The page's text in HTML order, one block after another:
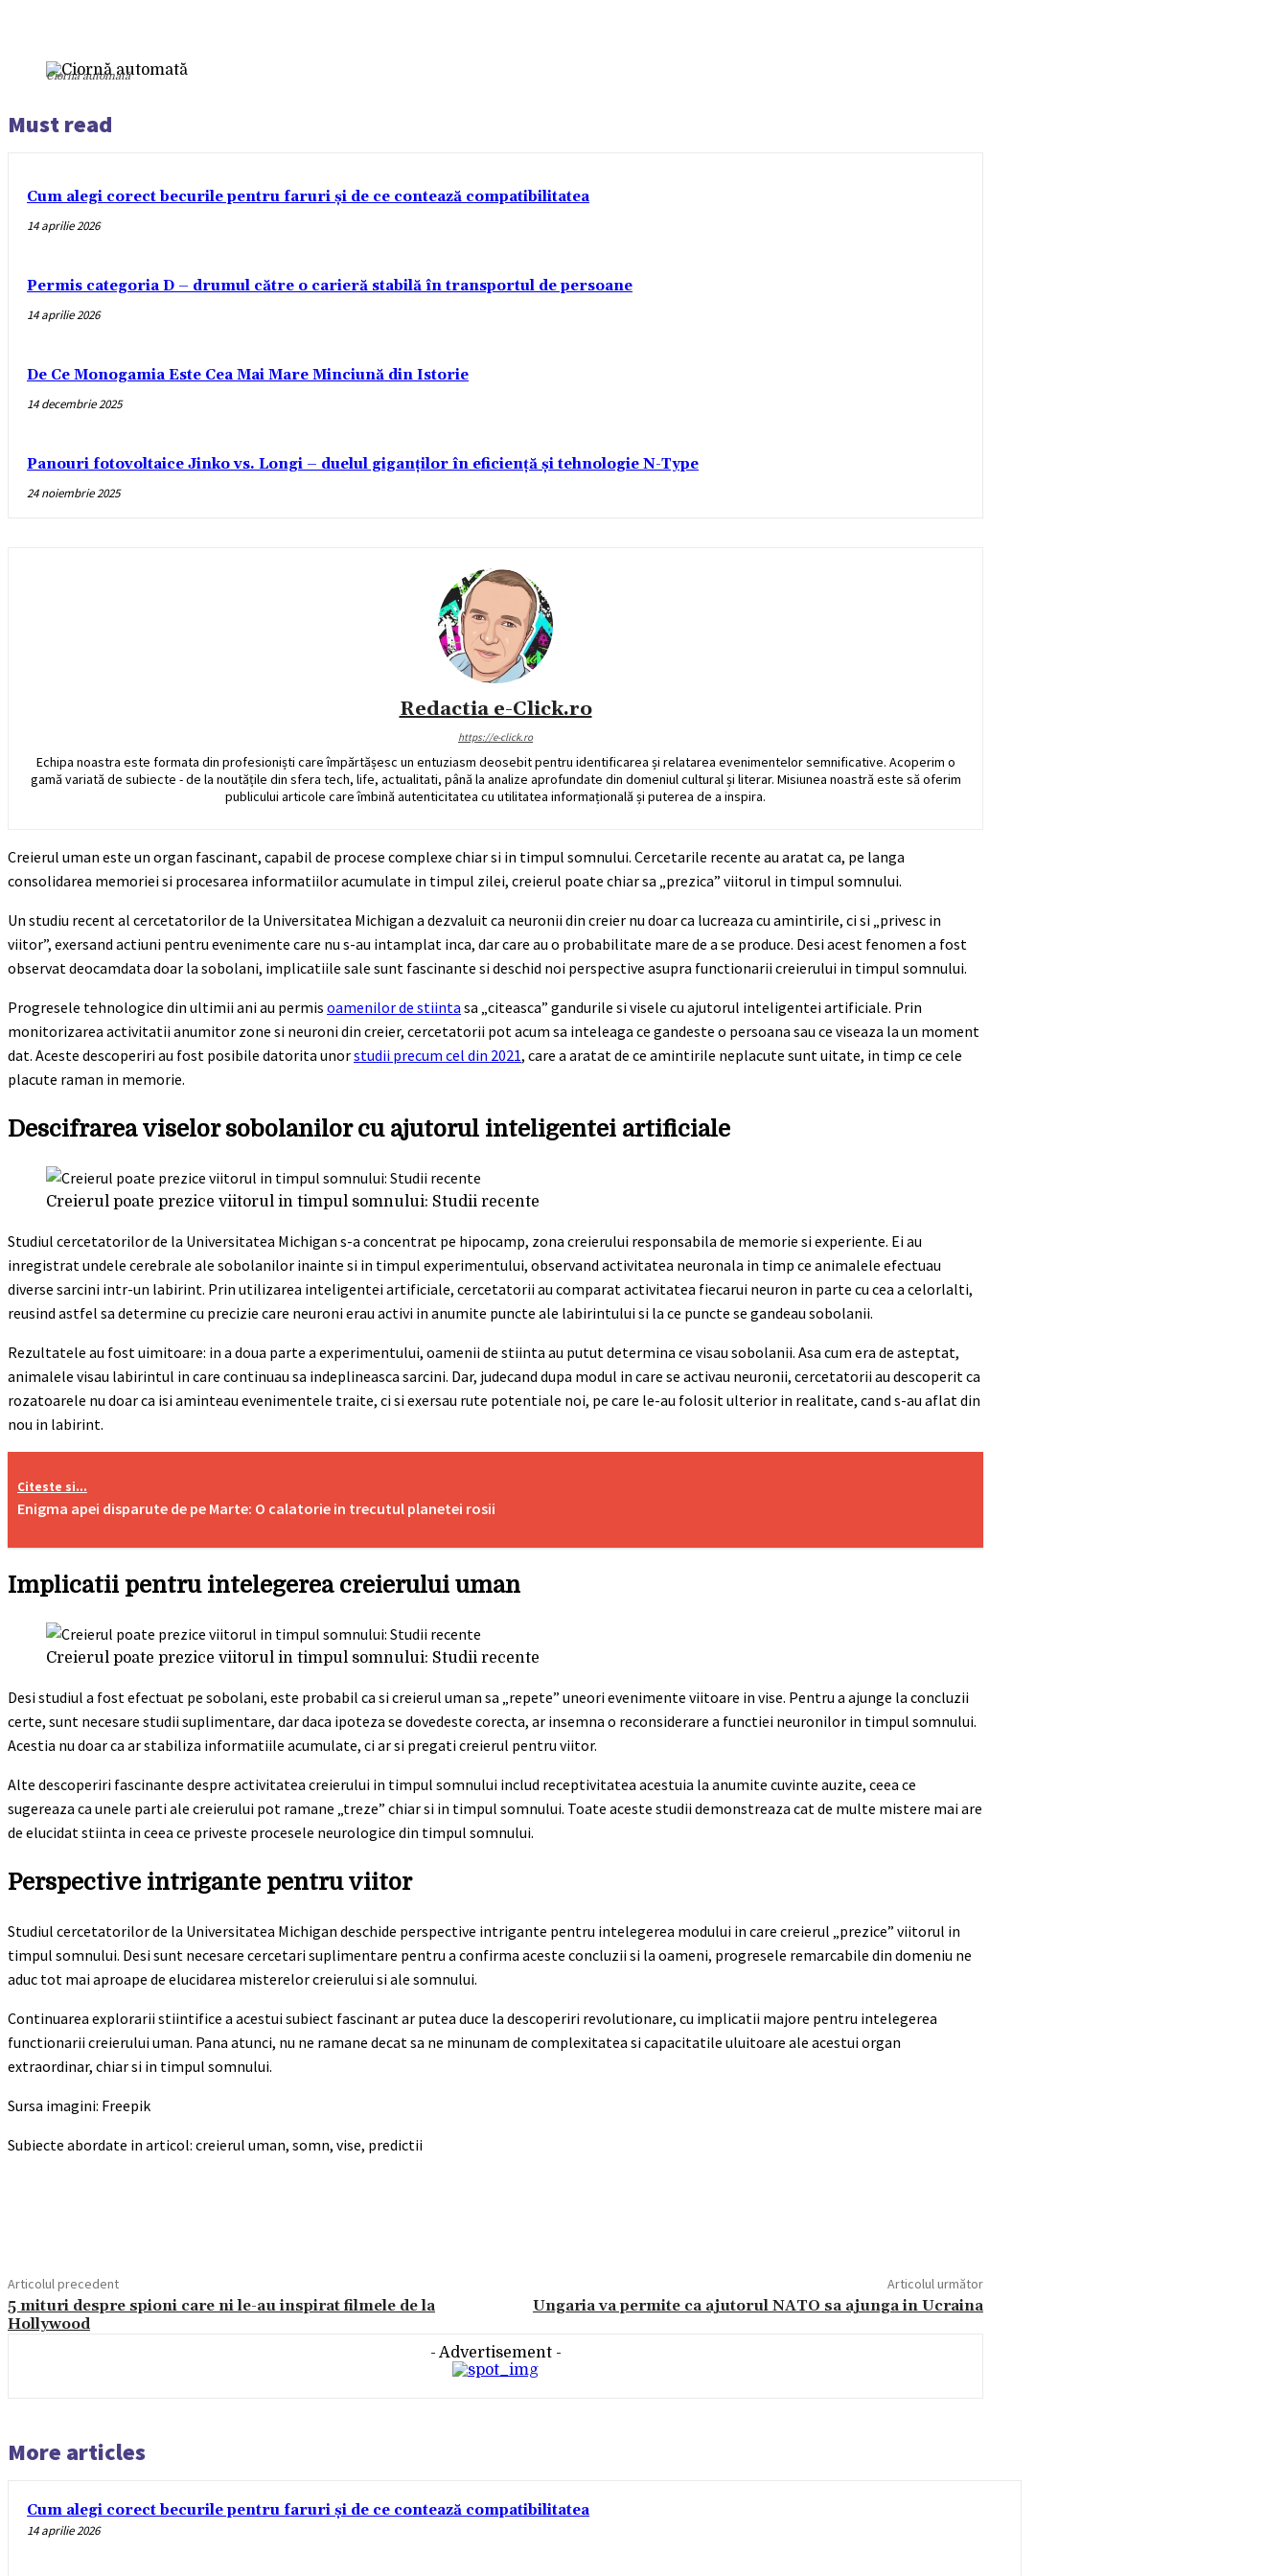
Ciornă automată
Must read
Cum alegi corect becurile pentru faruri și de ce contează compatibilitatea
14 aprilie 2026
Permis categoria D – drumul către o carieră stabilă în transportul de persoane
14 aprilie 2026
De Ce Monogamia Este Cea Mai Mare Minciună din Istorie
14 decembrie 2025
Panouri fotovoltaice Jinko vs. Longi – duelul giganților în eficiență și tehnologie N-Type
24 noiembrie 2025
Redactia e-Click.ro
https://e-click.ro
Echipa noastra este formata din profesioniști care împărtășesc un entuziasm deosebit pentru identificarea și relatarea evenimentelor semnificative. Acoperim o
gamă variată de subiecte - de la noutățile din sfera tech, life, actualitati, până la analize aprofundate din domeniul cultural și literar. Misiunea noastră este să oferim
publicului articole care îmbină autenticitatea cu utilitatea informațională și puterea de a inspira.
Creierul uman este un organ fascinant, capabil de procese complexe chiar si in timpul somnului. Cercetarile recente au aratat ca, pe langa
consolidarea memoriei si procesarea informatiilor acumulate in timpul zilei, creierul poate chiar sa „prezica” viitorul in timpul somnului.
Un studiu recent al cercetatorilor de la Universitatea Michigan a dezvaluit ca neuronii din creier nu doar ca lucreaza cu amintirile, ci si „privesc in
viitor”, exersand actiuni pentru evenimente care nu s-au intamplat inca, dar care au o probabilitate mare de a se produce. Desi acest fenomen a fost
observat deocamdata doar la sobolani, implicatiile sale sunt fascinante si deschid noi perspective asupra functionarii creierului in timpul somnului.
Progresele tehnologice din ultimii ani au permis oamenilor de stiinta sa „citeasca” gandurile si visele cu ajutorul inteligentei artificiale. Prin
monitorizarea activitatii anumitor zone si neuroni din creier, cercetatorii pot acum sa inteleaga ce gandeste o persoana sau ce viseaza la un moment
dat. Aceste descoperiri au fost posibile datorita unorstudii precum cel din 2021, care a aratat de ce amintirile neplacute sunt uitate, in timp ce cele
placute raman in memorie.
Descifrarea viselor sobolanilor cu ajutorul inteligentei artificiale
Creierul poate prezice viitorul in timpul somnului: Studii recente
Studiul cercetatorilor de la Universitatea Michigan s-a concentrat pe hipocamp, zona creierului responsabila de memorie si experiente. Ei au
inregistrat undele cerebrale ale sobolanilor inainte si in timpul experimentului, observand activitatea neuronala in timp ce animalele efectuau
diverse sarcini intr-un labirint. Prin utilizarea inteligentei artificiale, cercetatorii au comparat activitatea fiecarui neuron in parte cu cea a celorlalti,
reusind astfel sa determine cu precizie care neuroni erau activi in anumite puncte ale labirintului si la ce puncte se gandeau sobolanii.
Rezultatele au fost uimitoare: in a doua parte a experimentului, oamenii de stiinta au putut determina ce visau sobolanii. Asa cum era de asteptat,
animalele visau labirintul in care continuau sa indeplineasca sarcini. Dar, judecand dupa modul in care se activau neuronii, cercetatorii au descoperit ca
rozatoarele nu doar ca isi aminteau evenimentele traite, ci si exersau rute potentiale noi, pe care le-au folosit ulterior in realitate, cand s-au aflat din
nou in labirint.
Citeste si...
Enigma apei disparute de pe Marte: O calatorie in trecutul planetei rosii
Implicatii pentru intelegerea creierului uman
Creierul poate prezice viitorul in timpul somnului: Studii recente
Desi studiul a fost efectuat pe sobolani, este probabil ca si creierul uman sa „repete” uneori evenimente viitoare in vise. Pentru a ajunge la concluzii
certe, sunt necesare studii suplimentare, dar daca ipoteza se dovedeste corecta, ar insemna o reconsiderare a functiei neuronilor in timpul somnului.
Acestia nu doar ca ar stabiliza informatiile acumulate, ci ar si pregati creierul pentru viitor.
Alte descoperiri fascinante despre activitatea creierului in timpul somnului includ receptivitatea acestuia la anumite cuvinte auzite, ceea ce
sugereaza ca unele parti ale creierului pot ramane „treze” chiar si in timpul somnului. Toate aceste studii demonstreaza cat de multe mistere mai are
de elucidat stiinta in ceea ce priveste procesele neurologice din timpul somnului.
Perspective intrigante pentru viitor
Studiul cercetatorilor de la Universitatea Michigan deschide perspective intrigante pentru intelegerea modului in care creierul „prezice” viitorul in
timpul somnului. Desi sunt necesare cercetari suplimentare pentru a confirma aceste concluzii si la oameni, progresele remarcabile din domeniu ne
aduc tot mai aproape de elucidarea misterelor creierului si ale somnului.
Continuarea explorarii stiintifice a acestui subiect fascinant ar putea duce la descoperiri revolutionare, cu implicatii majore pentru intelegerea
functionarii creierului uman. Pana atunci, nu ne ramane decat sa ne minunam de complexitatea si capacitatile uluitoare ale acestui organ
extraordinar, chiar si in timpul somnului.
Sursa imagini: Freepik
Subiecte abordate in articol: creierul uman, somn, vise, predictii
Articolul precedent
5 mituri despre spioni care ni le-au inspirat filmele de la
Hollywood
Articolul următor
Ungaria va permite ca ajutorul NATO sa ajunga in Ucraina
- Advertisement -
More articles
Cum alegi corect becurile pentru faruri și de ce contează compatibilitatea
14 aprilie 2026